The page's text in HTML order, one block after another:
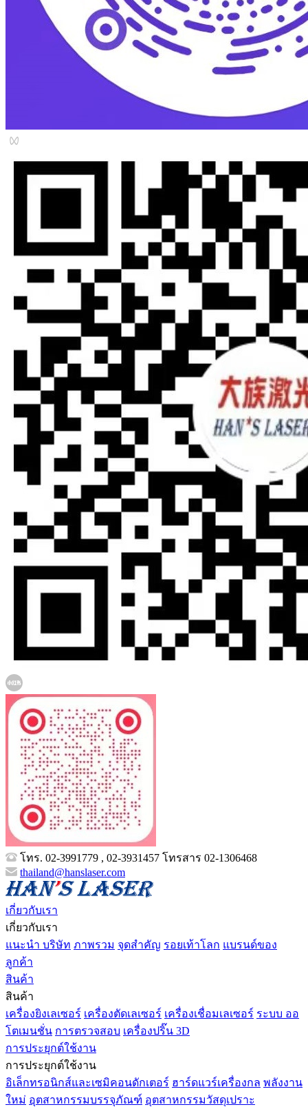
โทร. 02-3991779 , 02-3931457 โทรสาร 02-1306468
thailand@hanslaser.com
เกี่ยวกับเรา
เกี่ยวกับเรา
แนะนำ บริษัท ภาพรวม จุดสำคัญ รอยเท้าโลก แบรนด์ของ
ลูกค้า
สินค้า
สินค้า
เครื่องยิงเลเซอร์ เครื่องตัดเลเซอร์ เครื่องเชื่อมเลเซอร์ ระบบ ออ
โตเมนชั่น การตรวจสอบ เครื่องปริ๊น 3D
การประยุกต์ใช้งาน
การประยุกต์ใช้งาน
อิเล็กทรอนิกส์และเซมิคอนดักเตอร์ ฮาร์ดแวร์เครื่องกล พลังงาน
ใหม่ อุตสาหกรรมบรรจุภัณฑ์ อุตสาหกรรมวัสดุเปราะ